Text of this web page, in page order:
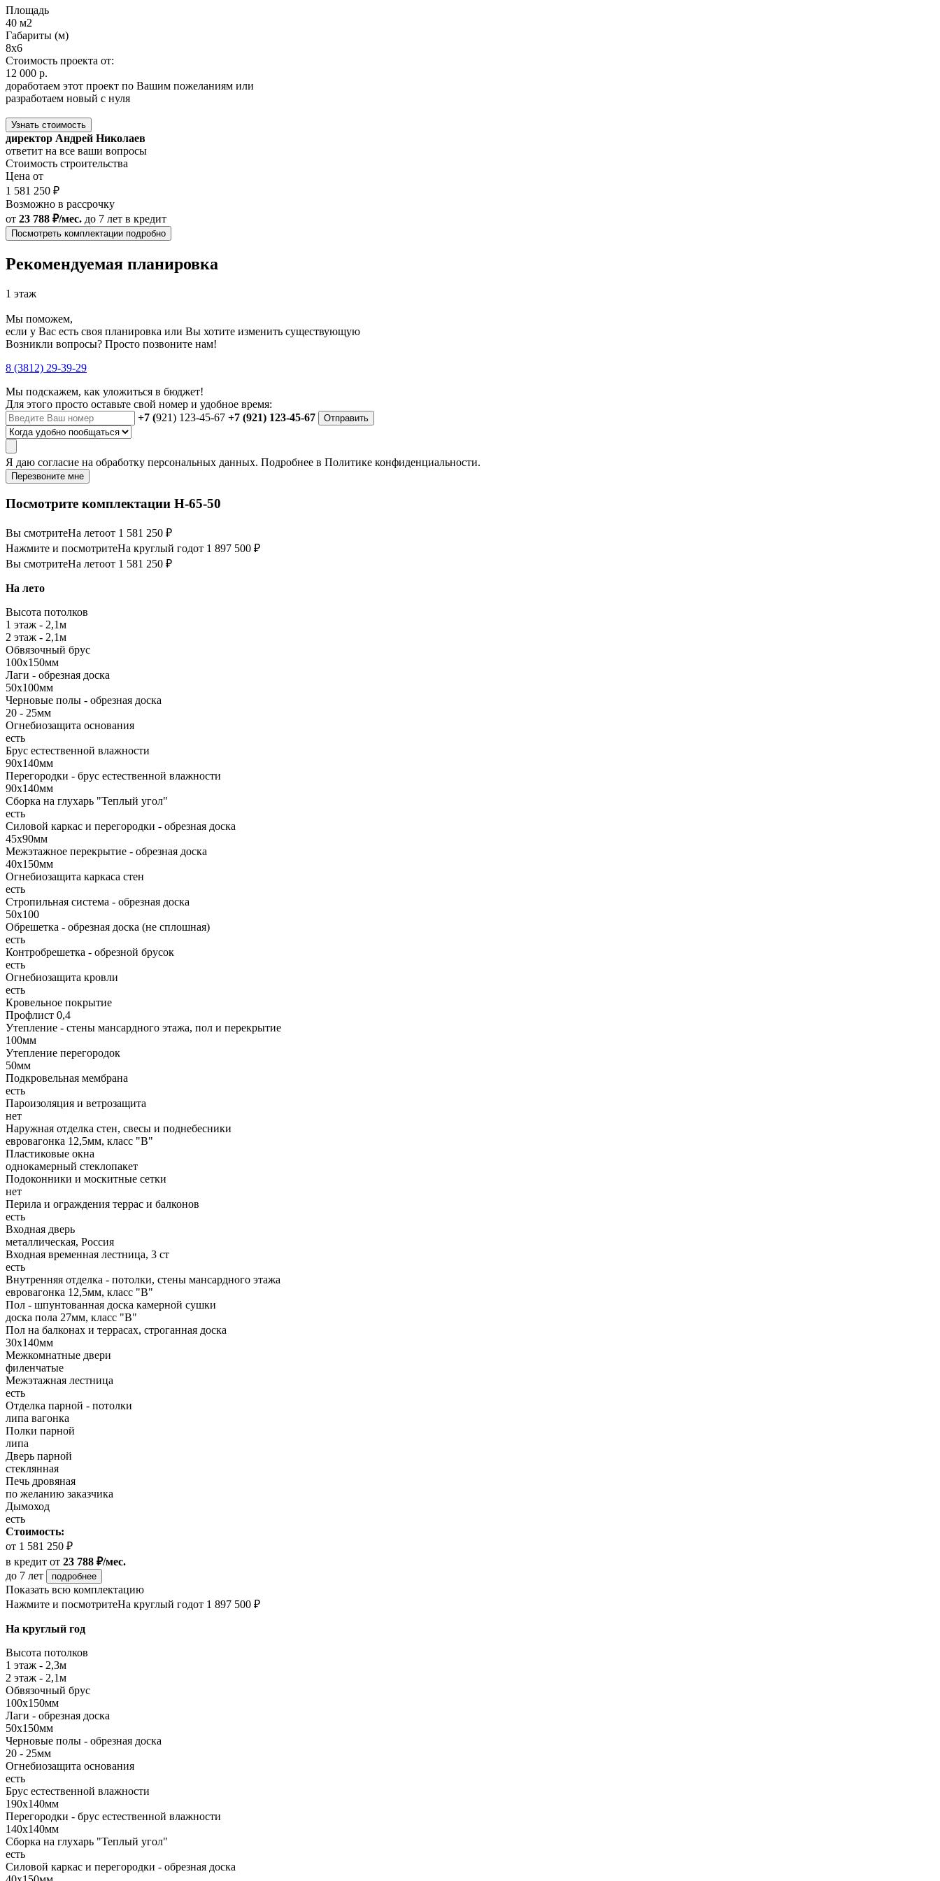
Площадь
40 м2
Габариты (м)
8x6
Стоимость проекта от:
12 000 р.
доработаем этот проект по Вашим пожеланиям или
разработаем новый с нуля
Узнать стоимость
директор Андрей Николаев
ответит на все ваши вопросы
Стоимость строительства
Цена от
1 581 250 ₽
Возможно в рассрочку
от 23 788 ₽/мес. до 7 лет в кредит
Посмотреть комплектации подробно
Рекомендуемая планировка
1 этаж
Мы поможем,
если у Вас есть своя планировка или Вы хотите изменить существующую
Возникли вопросы? Просто позвоните нам!
8 (3812) 29-39-29
Мы подскажем, как уложиться в бюджет!
Для этого просто оставьте свой номер и удобное время:
+7 (921) 123-45-67 +7 (921) 123-45-67 Отправить
Я даю согласие на обработку персональных данных. Подробнее в Политике конфиденциальности.
Перезвоните мне
Посмотрите комплектации Н-65-50
Вы смотритеНа летоот 1 581 250 ₽
Нажмите и посмотритеНа круглый годот 1 897 500 ₽
Вы смотритеНа летоот 1 581 250 ₽
На лето
Высота потолков
1 этаж - 2,1м
2 этаж - 2,1м
Обвязочный брус
100х150мм
Лаги - обрезная доска
50х100мм
Черновые полы - обрезная доска
20 - 25мм
Огнебиозащита основания
есть
Брус естественной влажности
90х140мм
Перегородки - брус естественной влажности
90х140мм
Сборка на глухарь "Теплый угол"
есть
Силовой каркас и перегородки - обрезная доска
45х90мм
Межэтажное перекрытие - обрезная доска
40х150мм
Огнебиозащита каркаса стен
есть
Стропильная система - обрезная доска
50х100
Обрешетка - обрезная доска (не сплошная)
есть
Контробрешетка - обрезной брусок
есть
Огнебиозащита кровли
есть
Кровельное покрытие
Профлист 0,4
Утепление - стены мансардного этажа, пол и перекрытие
100мм
Утепление перегородок
50мм
Подкровельная мембрана
есть
Пароизоляция и ветрозащита
нет
Наружная отделка стен, свесы и поднебесники
евровагонка 12,5мм, класс "В"
Пластиковые окна
однокамерный стеклопакет
Подоконники и москитные сетки
нет
Перила и ограждения террас и балконов
есть
Входная дверь
металлическая, Россия
Входная временная лестница, 3 ст
есть
Внутренняя отделка - потолки, стены мансардного этажа
евровагонка 12,5мм, класс "В"
Пол - шпунтованная доска камерной сушки
доска пола 27мм, класс "B"
Пол на балконах и террасах, строганная доска
30х140мм
Межкомнатные двери
филенчатые
Межэтажная лестница
есть
Отделка парной - потолки
липа вагонка
Полки парной
липа
Дверь парной
стеклянная
Печь дровяная
по желанию заказчика
Дымоход
есть
Стоимость:
от 1 581 250 ₽
в кредит от 23 788 ₽/мес.
до 7 лет
подробнее
Показать всю комплектацию
Нажмите и посмотритеНа круглый годот 1 897 500 ₽
На круглый год
Высота потолков
1 этаж - 2,3м
2 этаж - 2,1м
Обвязочный брус
100х150мм
Лаги - обрезная доска
50х150мм
Черновые полы - обрезная доска
20 - 25мм
Огнебиозащита основания
есть
Брус естественной влажности
190х140мм
Перегородки - брус естественной влажности
140х140мм
Сборка на глухарь "Теплый угол"
есть
Силовой каркас и перегородки - обрезная доска